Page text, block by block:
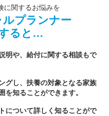
に関するお悩みを
プランナー
ると…
明や、給付に関する相談もで
グし、扶養の対象となる家族
を知ることができます。
について詳しく知ることがで